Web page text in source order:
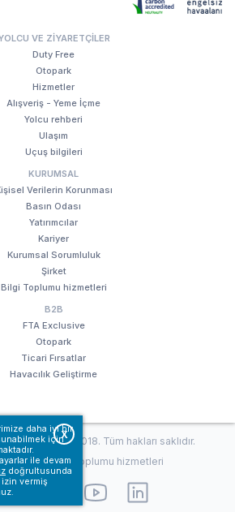
daha iyi bir
için
ile devam
doğrultusunda
izin vermiş
X
VE ZIYARETÇILER
Duty Free
Otopark
Hizmetler
Alışveriş - Yeme İçme
Yolcu rehberi
Ulaşım
Uçuş bilgileri
KURUMSAL
Verilerin Korunması
Basın Odası
Yatırımcılar
Kariyer
Kurumsal Sorumluluk
Şirket
Bilgi Toplumu hizmetleri
B2B
FTA Exclusive
Otopark
Ticari Fırsatlar
Havacılık Geliştirme
Havalimanı, 2018. Tüm hakları saklıdır.
Bilgi Toplumu hizmetleri